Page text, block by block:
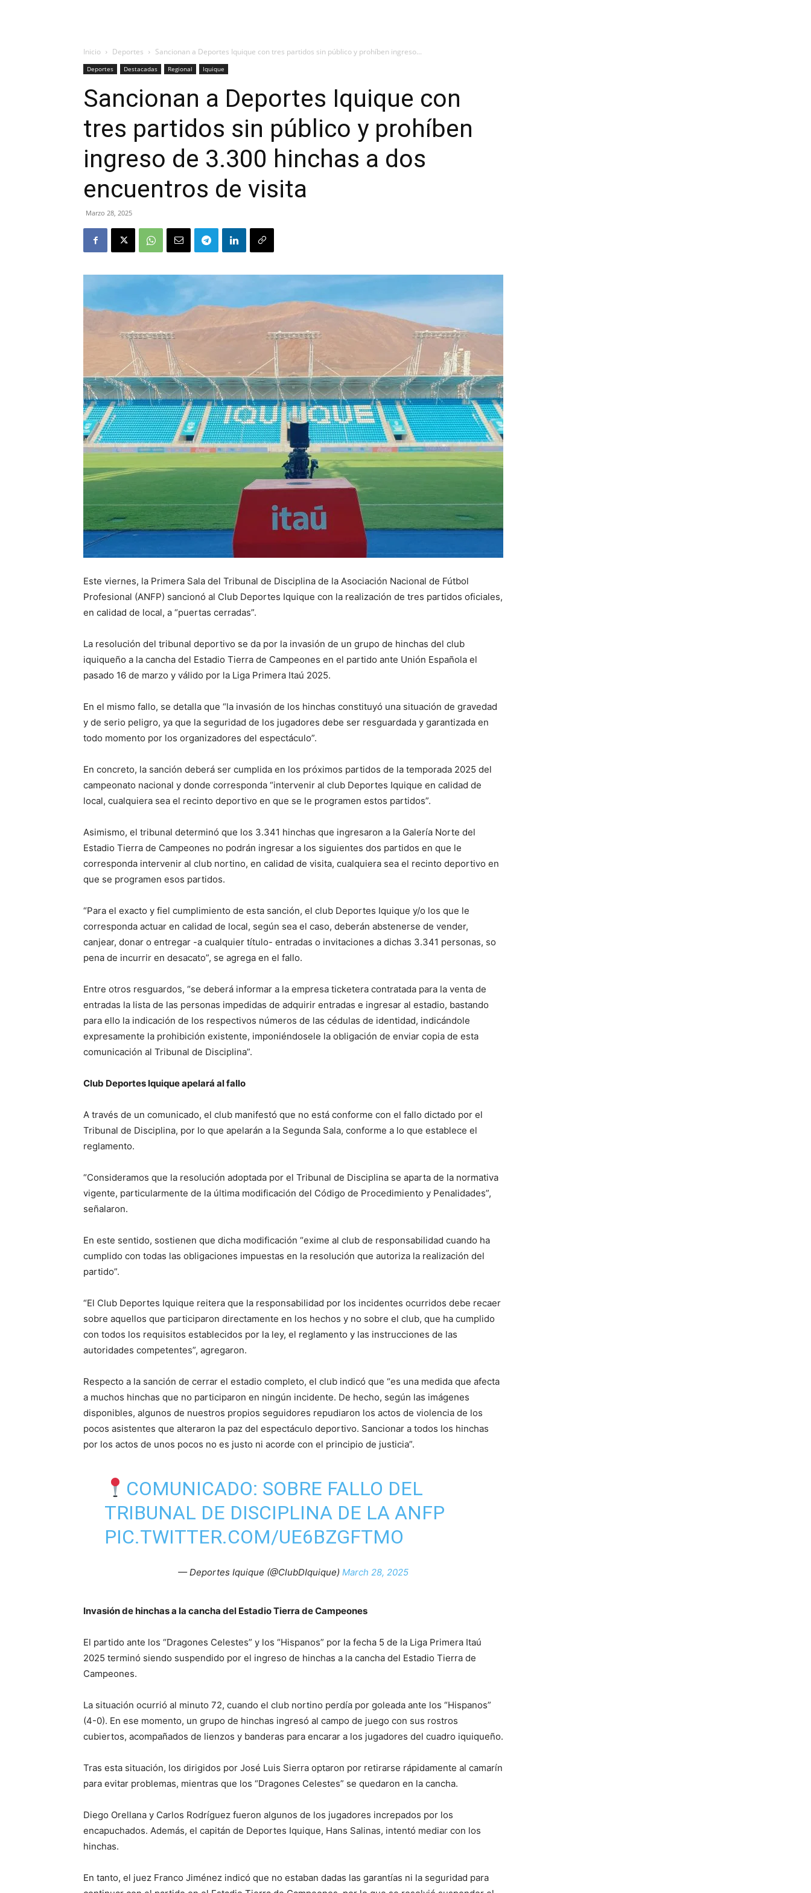
Inicio Deportes Sancionan a Deportes Iquique con tres partidos sin público y prohíben ingreso...
Deportes Destacadas Regional Iquique
Sancionan a Deportes Iquique con
tres partidos sin público y prohíben
ingreso de 3.300 hinchas a dos
encuentros de visita
Marzo 28, 2025
Este viernes, la Primera Sala del Tribunal de Disciplina de la Asociación Nacional de Fútbol
Profesional (ANFP) sancionó al Club Deportes Iquique con la realización de tres partidos oficiales,
en calidad de local, a “puertas cerradas”.
La resolución del tribunal deportivo se da por la invasión de un grupo de hinchas del club
iquiqueño a la cancha del Estadio Tierra de Campeones en el partido ante Unión Española el
pasado 16 de marzo y válido por la Liga Primera Itaú 2025.
En el mismo fallo, se detalla que “la invasión de los hinchas constituyó una situación de gravedad
y de serio peligro, ya que la seguridad de los jugadores debe ser resguardada y garantizada en
todo momento por los organizadores del espectáculo”.
En concreto, la sanción deberá ser cumplida en los próximos partidos de la temporada 2025 del
campeonato nacional y donde corresponda “intervenir al club Deportes Iquique en calidad de
local, cualquiera sea el recinto deportivo en que se le programen estos partidos”.
Asimismo, el tribunal determinó que los 3.341 hinchas que ingresaron a la Galería Norte del
Estadio Tierra de Campeones no podrán ingresar a los siguientes dos partidos en que le
corresponda intervenir al club nortino, en calidad de visita, cualquiera sea el recinto deportivo en
que se programen esos partidos.
“Para el exacto y fiel cumplimiento de esta sanción, el club Deportes Iquique y/o los que le
corresponda actuar en calidad de local, según sea el caso, deberán abstenerse de vender,
canjear, donar o entregar -a cualquier título- entradas o invitaciones a dichas 3.341 personas, so
pena de incurrir en desacato”, se agrega en el fallo.
Entre otros resguardos, “se deberá informar a la empresa ticketera contratada para la venta de
entradas la lista de las personas impedidas de adquirir entradas e ingresar al estadio, bastando
para ello la indicación de los respectivos números de las cédulas de identidad, indicándole
expresamente la prohibición existente, imponiéndosele la obligación de enviar copia de esta
comunicación al Tribunal de Disciplina”.
Club Deportes Iquique apelará al fallo
A través de un comunicado, el club manifestó que no está conforme con el fallo dictado por el
Tribunal de Disciplina, por lo que apelarán a la Segunda Sala, conforme a lo que establece el
reglamento.
“Consideramos que la resolución adoptada por el Tribunal de Disciplina se aparta de la normativa
vigente, particularmente de la última modificación del Código de Procedimiento y Penalidades”,
señalaron.
En este sentido, sostienen que dicha modificación “exime al club de responsabilidad cuando ha
cumplido con todas las obligaciones impuestas en la resolución que autoriza la realización del
partido”.
“El Club Deportes Iquique reitera que la responsabilidad por los incidentes ocurridos debe recaer
sobre aquellos que participaron directamente en los hechos y no sobre el club, que ha cumplido
con todos los requisitos establecidos por la ley, el reglamento y las instrucciones de las
autoridades competentes”, agregaron.
Respecto a la sanción de cerrar el estadio completo, el club indicó que “es una medida que afecta
a muchos hinchas que no participaron en ningún incidente. De hecho, según las imágenes
disponibles, algunos de nuestros propios seguidores repudiaron los actos de violencia de los
pocos asistentes que alteraron la paz del espectáculo deportivo. Sancionar a todos los hinchas
por los actos de unos pocos no es justo ni acorde con el principio de justicia”.
COMUNICADO: SOBRE FALLO DEL
TRIBUNAL DE DISCIPLINA DE LA ANFP
PIC.TWITTER.COM/UE6BZGFTMO
— Deportes Iquique (@ClubDIquique) March 28, 2025
Invasión de hinchas a la cancha del Estadio Tierra de Campeones
El partido ante los “Dragones Celestes” y los “Hispanos” por la fecha 5 de la Liga Primera Itaú
2025 terminó siendo suspendido por el ingreso de hinchas a la cancha del Estadio Tierra de
Campeones.
La situación ocurrió al minuto 72, cuando el club nortino perdía por goleada ante los “Hispanos”
(4-0). En ese momento, un grupo de hinchas ingresó al campo de juego con sus rostros
cubiertos, acompañados de lienzos y banderas para encarar a los jugadores del cuadro iquiqueño.
Tras esta situación, los dirigidos por José Luis Sierra optaron por retirarse rápidamente al camarín
para evitar problemas, mientras que los “Dragones Celestes” se quedaron en la cancha.
Diego Orellana y Carlos Rodríguez fueron algunos de los jugadores increpados por los
encapuchados. Además, el capitán de Deportes Iquique, Hans Salinas, intentó mediar con los
hinchas.
En tanto, el juez Franco Jiménez indicó que no estaban dadas las garantías ni la seguridad para